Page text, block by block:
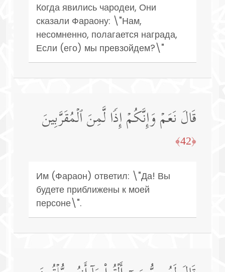
Когда явились чародеи, Они
сказали Фараону: \"Нам,
несомненно, полагается награда,
Если (его) мы превзойдем?\"
قَالَ نَعَمۡ وَإِنَّكُمۡ إِذࣰا لَّمِنَ ٱلۡمُقَرَّبِینَ
﴿42﴾
Им (Фараон) ответил: \"Да! Вы
будете приближены к моей
персоне\".